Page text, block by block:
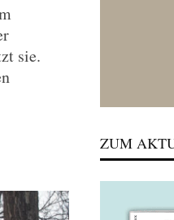
sie.
ZUM